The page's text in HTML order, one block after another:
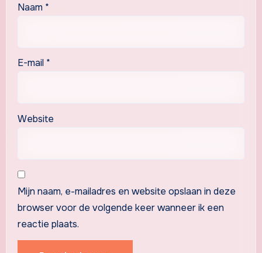
Naam *
E-mail *
Website
Mijn naam, e-mailadres en website opslaan in deze
browser voor de volgende keer wanneer ik een
reactie plaats.